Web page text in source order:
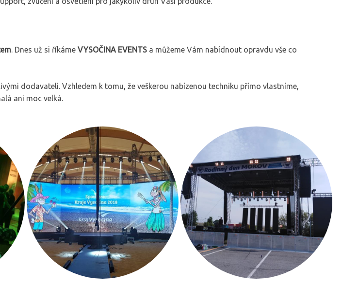
. Dnes už si říkáme VYSOČINA EVENTS a můžeme Vám nabídnout opravdu vše co
dodavateli. Vzhledem k tomu, že veškerou nabízenou techniku přímo vlastníme,
ani moc velká.